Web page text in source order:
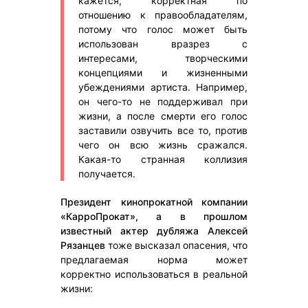
отношению к правообладателям,
потому что голос может быть
использован вразрез с
интересами, творческими
концепциями и жизненными
убеждениями артиста. Например,
он чего-то не поддерживал при
жизни, а после смерти его голос
заставили озвучить все то, против
чего он всю жизнь сражался.
Какая-то странная коллизия
получается.
Президент кинопрокатной компании
«КарроПрокат», а в прошлом
известный актер дубляжа Алексей
Рязанцев тоже высказал опасения, что
предлагаемая норма может
корректно использоваться в реальной
жизни: